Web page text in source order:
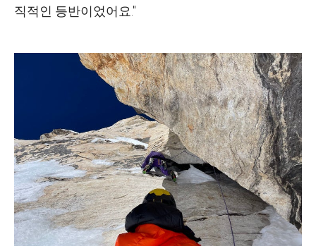
직적인 등반이었어요."